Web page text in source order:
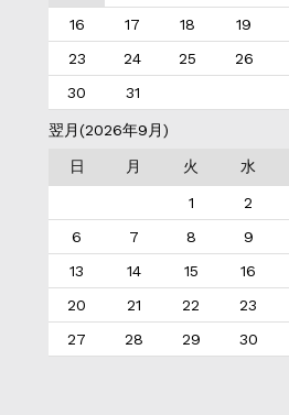
16
17 18 19
23
24 25 26
30
31
翌月(2026年9月)
日 月 火 水
1 2
6
7 8 9
13
14 15 16
20
21 22 23
27
28 29 30